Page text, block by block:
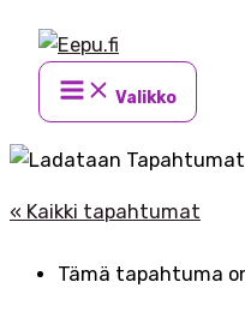
Siirry
sisältöön
Valikko
« Kaikki tapahtumat
Tämä tapahtuma